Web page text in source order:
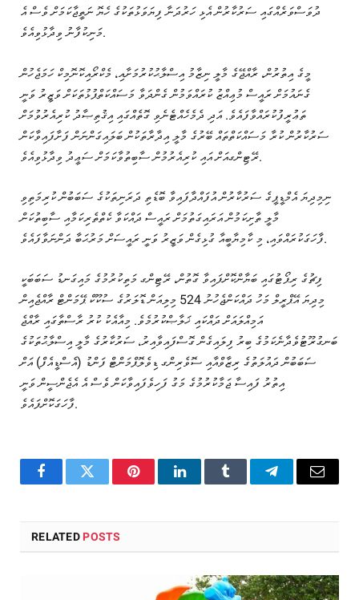
ދުވަސްވަރެއްގައި ސަރުކާރުން އެޅި ހަރުދަނާ ފިޔަވަޅުތަކުގެ ހެޔޮ ނަތީޖާކަމަށް ވެސް އެ
މަނިކުފާނު ވިދާޅުވިއެވެ.
މީގެ އިތުރުން، ރާއްޖޭގެ މާލީ ނިޒާމު އިސްލާޙުކުރުމަށާއި، މެކްރޯއިކޮނޮމިކް ހަމަޖެހުން
ގެނައުމަށް ރައީސް މުޢިއްޒު ކުރައްވަމުން ގެންދަވާ މަސައްކަތްޕުޅުތަކަށް ވަޒީރު ވަނީ
ތަޢުރީފުކުރައްވާފައެވެ. އަދި ދެމެހެއްޓެނެވި ގޮތެއްގައި އިޤުތިޞާދު ކުރިއެރުވުމަށް
ސަރުކާރުން ކުރާ މަސައްކަތްތައް ބޭރުގެ މާލީ އިދާރާތަކުން ބަލައިގަންނަން ފަށާފައިވާކަން
ރޭޓިންގއަށް އައި ކުރިއެރުމުން ސާބިތުވާކަމަށް ސަޢީދު ވިދާޅުވިއެވެ.
ނިމިދިޔަ އެމްޑީޕީގެ ސަރުކާރުން އުފައްދާފައިވާ ބޮޑެތި ދަރަނިތަކުގެ ސަބަބުން ކުރިމަތިވި
މާލީ ތާށިކަމުން އަރައިގަތުމަށް ރައީސް ދައްކަވާ ކެތްތެރިކަމާއި ސާބިތުކަން
ފާހަގަކުރައްވައި، މި ކާމިޔާބީއާ ގުޅިގެން ވަޒީރު ވަނީ ރައީސަށް މަރުޙަބާ ދަންނަވާފައެވެ.
ފިޗުގެ ރިޕޯޓުގައި ބަޔާންކޮށްފައިވާ ގޮތުން، ރޭޓިންގ މަތިކުރުމުގެ މައިގަނޑު ސަބަބަކީ
މިދިޔަ އޭޕްރީލް މަހު ދައްކަންޖެހުނު 524 މިލިއަން ޑޮލަރުގެ ސުކޫކް ޕޭމަންޓް ރާއްޖެއިން
އަމިއްލައަށް ދައްކައި ޚަލާޞްކުރުމެވެ. މިއާއެކު ކުރު ރާސްތާގައި ރާއްޖެ
ބަނގުރޫޓުވެދާނެކަމުގެ ބިރު ފިލައިގެން ގޮސްފައިވާއިރު، ސަރުކާރުގެ މާލީ އިސްލާޙުތަކުގެ
ސަބަބުން ދައުލަތުގެ ރިޒާވްއާއި ސޮވެރިންގ ޑިވެލޮޕްމަންޓް ފަންޑު (އެސްޑީއެފް) އަށް
އިތުރު ފައިސާ ޖަމާކުރުމުގެ މަގު ފަހިވެފައިވާކަން ވެސް އެ އެޖެންސީން ވަނީ
ފާހަގަކޮށްފައެވެ.
FacebookTwitter PinterestLinkedInTumblr TelegramEmail
RELATED POSTS